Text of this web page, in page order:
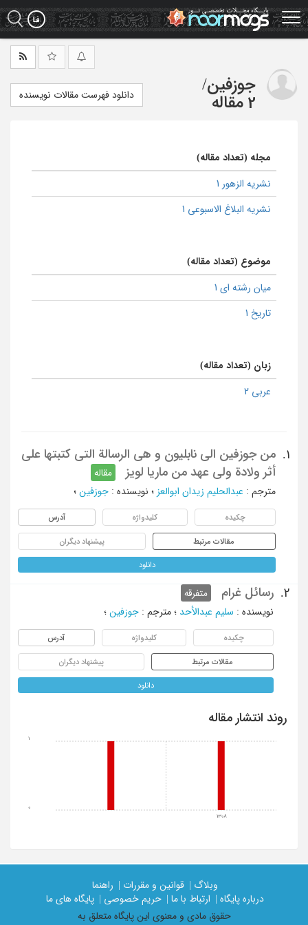
Skip
to
main
جوزفین/
2 مقاله
دانلود فهرست مقالات نویسنده
مجله (تعداد مقاله)
نشریه الزهور 1
نشریه البلاغ الاسبوعی 1
موضوع (تعداد مقاله)
میان رشته ای 1
تاریخ 1
زبان (تعداد مقاله)
عربی 2
1.
من جوزفین الی نابلیون و هی الرسالة التی کتبتها علی
أثر ولادة ولی عهد من ماریا لویز
مقاله
مترجم : عبدالحلیم زیدان ابوالعز ؛ نویسنده : جوزفین ؛
چکیده کلیدواژه آدرس
مقالات مرتبط پیشنهاد دیگران
دانلود
2. رسائل غرام
متفرقه
نویسنده : سلیم عبدالأحد ؛ مترجم : جوزفین ؛
چکیده کلیدواژه آدرس
مقالات مرتبط پیشنهاد دیگران
دانلود
روند انتشار مقاله
1308
0
1
وبلاگ | قوانین و مقررات |
راهنما
درباره پایگاه |
ارتباط با ما | حریم خصوصی |
پایگاه های ما
حقوق مادی و معنوی اين پايگاه متعلق به